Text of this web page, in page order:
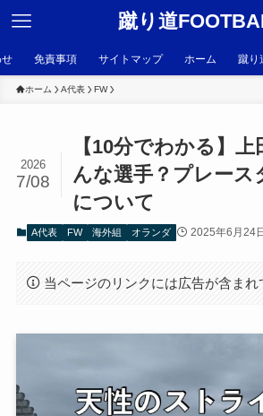
蹴り道
免責事項 サイトマップ ホーム 蹴り
ホーム A代表 FW
【10分でわかる】
んな選手？プレース
について
2026
7/08
A代表 FW 海外組 オランダ 2025年6月24日
当ページのリンクには広告が含まれ